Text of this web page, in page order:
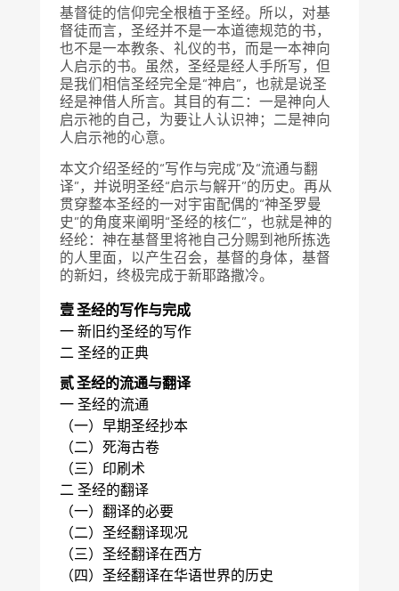
基督徒的信仰完全根植于圣经。所以，对基
督徒而言，圣经并不是一本道德规范的书，
也不是一本教条、礼仪的书，而是一本神向
人启示的书。虽然，圣经是经人手所写，但
是我们相信圣经完全是“神启”，也就是说圣
经是神借人所言。其目的有二：一是神向人
启示祂的自己，为要让人认识神；二是神向
人启示祂的心意。
本文介绍圣经的“写作与完成”及“流通与翻
译”，并说明圣经“启示与解开”的历史。再从
贯穿整本圣经的一对宇宙配偶的“神圣罗曼
史”的角度来阐明“圣经的核仁”，也就是神的
经纶：神在基督里将祂自己分赐到祂所拣选
的人里面，以产生召会，基督的身体，基督
的新妇，终极完成于新耶路撒冷。
壹 圣经的写作与完成
一 新旧约圣经的写作
二 圣经的正典
贰 圣经的流通与翻译
一 圣经的流通
（一）早期圣经抄本
（二）死海古卷
（三）印刷术
二 圣经的翻译
（一）翻译的必要
（二）圣经翻译现况
（三）圣经翻译在西方
（四）圣经翻译在华语世界的历史